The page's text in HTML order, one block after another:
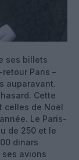
ses billets
Paris –
auparavant.
Cette
celles de Noël
Le Paris-
de 250 et le
dinars
ses avions